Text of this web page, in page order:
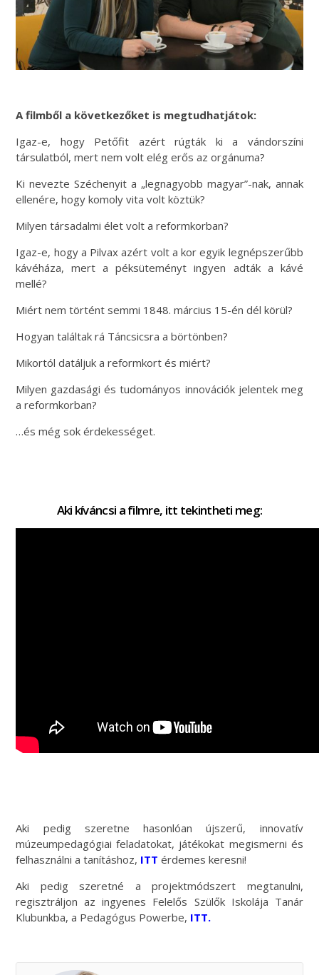
A filmből a következőket is megtudhatjátok:
Igaz-e, hogy Petőfit azért rúgták ki a vándorszíni
társulatból, mert nem volt elég erős az orgánuma?
Ki nevezte Széchenyit a „legnagyobb magyar”-nak, annak
ellenére, hogy komoly vita volt köztük?
Milyen társadalmi élet volt a reformkorban?
Igaz-e, hogy a Pilvax azért volt a kor egyik legnépszerűbb
kávéháza, mert a péksüteményt ingyen adták a kávé
mellé?
Miért nem történt semmi 1848. március 15-én dél körül?
Hogyan találtak rá Táncsicsra a börtönben?
Mikortól datáljuk a reformkort és miért?
Milyen gazdasági és tudományos innovációk jelentek meg
a reformkorban?
…és még sok érdekességet.
Aki kíváncsi a filmre, itt tekintheti meg:
Aki pedig szeretne hasonlóan újszerű, innovatív
múzeumpedagógiai feladatokat, játékokat megismerni és
felhasználni a tanításhoz, ITT érdemes keresni!
Aki pedig szeretné a projektmódszert megtanulni,
regisztráljon az ingyenes Felelős Szülők Iskolája Tanár
Klubunkba, a Pedagógus Powerbe, ITT.